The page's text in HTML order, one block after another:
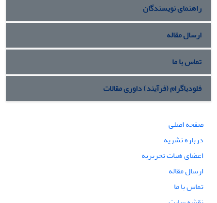
راهنمای نویسندگان
ارسال مقاله
تماس با ما
فلودیاگرام (فرآیند) داوری مقالات
صفحه اصلی
درباره نشریه
اعضای هیات تحریریه
ارسال مقاله
تماس با ما